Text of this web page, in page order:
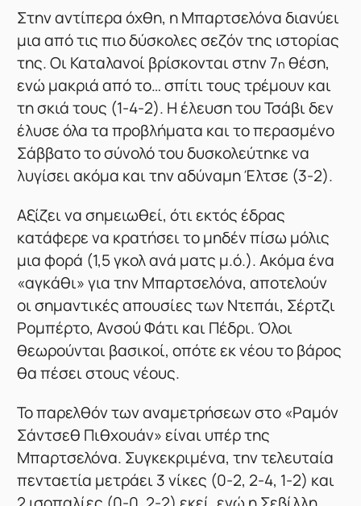
Στην αντίπερα όχθη, η Μπαρτσελόνα διανύει
μια από τις πιο δύσκολες σεζόν της ιστορίας
της. Οι Καταλανοί βρίσκονται στην 7η θέση,
ενώ μακριά από το… σπίτι τους τρέμουν και
τη σκιά τους (1-4-2). Η έλευση του Τσάβι δεν
έλυσε όλα τα προβλήματα και το περασμένο
Σάββατο το σύνολό του δυσκολεύτηκε να
λυγίσει ακόμα και την αδύναμη Έλτσε (3-2).
Αξίζει να σημειωθεί, ότι εκτός έδρας
κατάφερε να κρατήσει το μηδέν πίσω μόλις
μια φορά (1,5 γκολ ανά ματς μ.ό.). Ακόμα ένα
«αγκάθι» για την Μπαρτσελόνα, αποτελούν
οι σημαντικές απουσίες των Ντεπάι, Σέρτζι
Ρομπέρτο, Ανσού Φάτι και Πέδρι. Όλοι
θεωρούνται βασικοί, οπότε εκ νέου το βάρος
θα πέσει στους νέους.
Το παρελθόν των αναμετρήσεων στο «Ραμόν
Σάντσεθ Πιθχουάν» είναι υπέρ της
Μπαρτσελόνα. Συγκεκριμένα, την τελευταία
πενταετία μετράει 3 νίκες (0-2, 2-4, 1-2) και